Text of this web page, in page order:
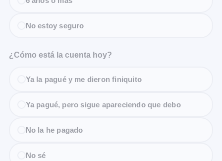
No estoy seguro
¿Cómo está la cuenta hoy?
Ya la pagué y me dieron finiquito
Ya pagué, pero sigue apareciendo que debo
No la he pagado
No sé